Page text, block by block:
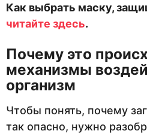
Как выбрать маску,
читайте здесь.
Почему это
механизмы
организм
Чтобы понять, почему
так опасно, нужно